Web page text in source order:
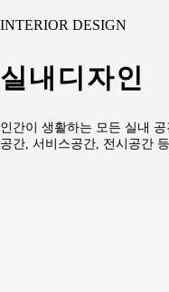
INTERIOR DESIGN
실내디자인
인간이 생활하는 모든 실내
공간, 서비스공간, 전시공간